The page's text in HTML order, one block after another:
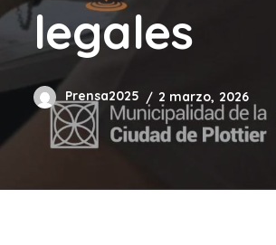
legales
Prensa2025 2 marzo, 2026